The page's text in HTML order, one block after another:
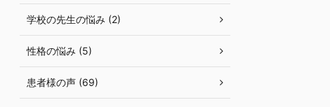
学校の先生の悩み (2)
性格の悩み (5)
患者様の声 (69)